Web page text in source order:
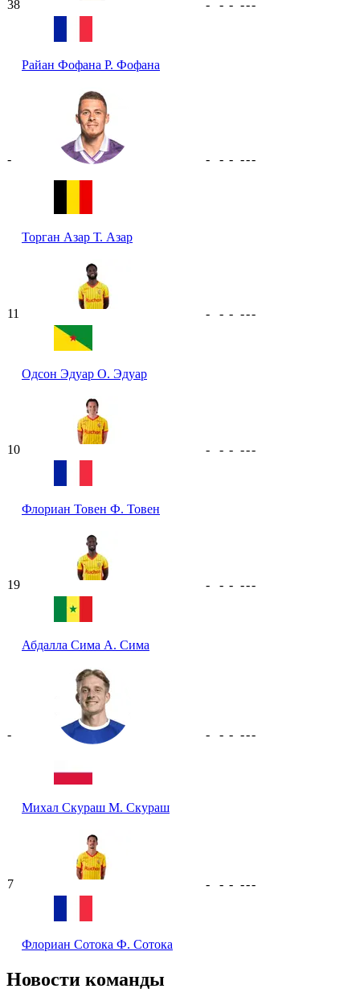
38
Райан Фофана Р. Фофана
- - - ---
-
Торган Азар Т. Азар
- - - ---
11
Одсон Эдуар О. Эдуар
- - - ---
10
Флориан Товен Ф. Товен
- - - ---
19
Абдалла Сима А. Сима
- - - ---
-
Михал Скураш М. Скураш
- - - ---
7
Флориан Сотока Ф. Сотока
- - - ---
Новости команды